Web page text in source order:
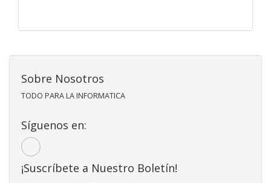
Sobre Nosotros
TODO PARA LA INFORMATICA
Síguenos en:
¡Suscríbete a Nuestro Boletín!